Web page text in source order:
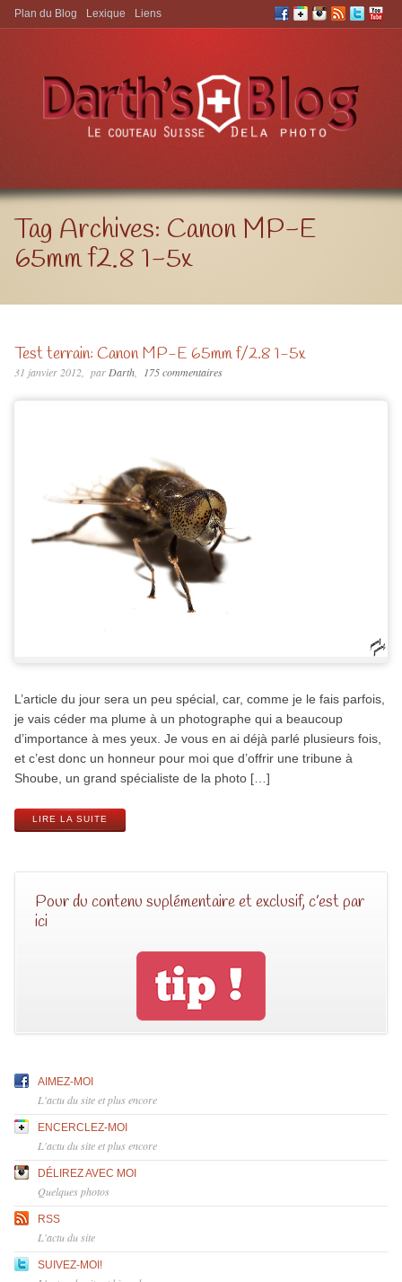
Aller à:
Plan du Blog Lexique Liens
Tag Archives: Canon MP-E
65mm f2.8 1-5x
Test terrain: Canon MP-E 65mm f/2.8 1-5x
31 janvier 2012 parDarth 175 commentaires
L’article du jour sera un peu spécial, car, comme je le fais parfois,
je vais céder ma plume à un photographe qui a beaucoup
d’importance à mes yeux. Je vous en ai déjà parlé plusieurs fois,
et c’est donc un honneur pour moi que d’offrir une tribune à
Shoube, un grand spécialiste de la photo […]
LIRE LA SUITE
Pour du contenu suplémentaire et exclusif, c’est par
ici
AIMEZ-MOI
L'actu du site et plus encore
ENCERCLEZ-MOI
L'actu du site et plus encore
DÉLIREZ AVEC MOI
Quelques photos
RSS
L'actu du site
SUIVEZ-MOI!